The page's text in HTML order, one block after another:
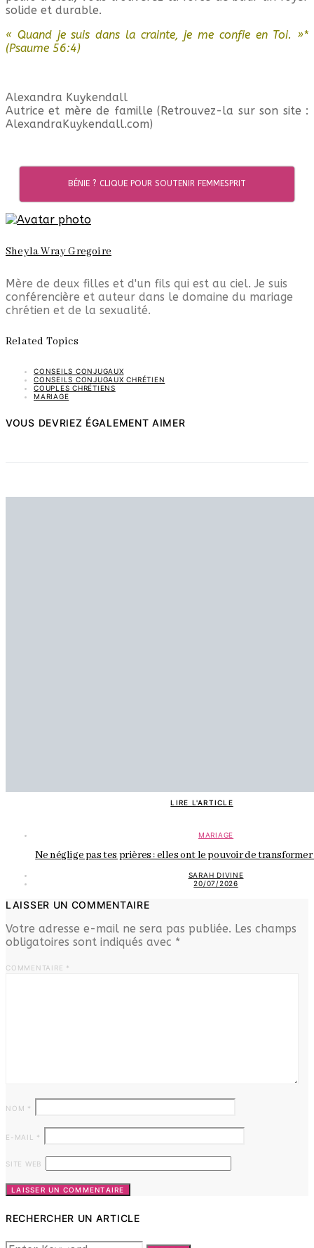
solide et durable.
« Quand je suis dans la crainte, je me confie en Toi. »*
(Psaume 56:4)
Alexandra Kuykendall
Autrice et mère de famille (Retrouvez-la sur son site :
AlexandraKuykendall.com)
BÉNIE ? CLIQUE POUR SOUTENIR FEMMESPRIT
Sheyla Wray Gregoire
Mère de deux filles et d'un fils qui est au ciel. Je suis
conférencière et auteur dans le domaine du mariage
chrétien et de la sexualité.
Related Topics
CONSEILS CONJUGAUX
CONSEILS CONJUGAUX CHRÉTIEN
COUPLES CHRÉTIENS
MARIAGE
VOUS DEVRIEZ ÉGALEMENT AIMER
LIRE L'ARTICLE
MARIAGE
Ne néglige pas tes prières : elles ont le pouvoir de
SARAH DIVINE
20/07/2026
LAISSER UN COMMENTAIRE
Votre adresse e-mail ne sera pas publiée. Les champs
obligatoires sont indiqués avec *
COMMENTAIRE *
NOM *
E-MAIL *
SITE WEB
RECHERCHER UN ARTICLE
SEARCH